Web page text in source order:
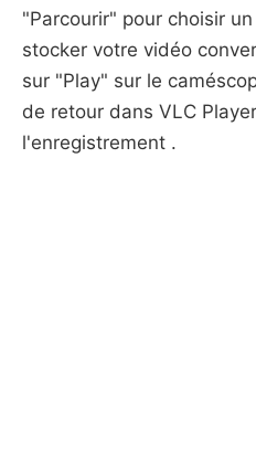
"Parcourir" pour choisir
stocker votre vidéo
sur "Play" sur le
de retour dans VLC
l'enregistrement .